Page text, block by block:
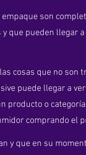
son
que pueden llegar
cosas que no son
puede llegar a
producto o
comprando el
y que en su